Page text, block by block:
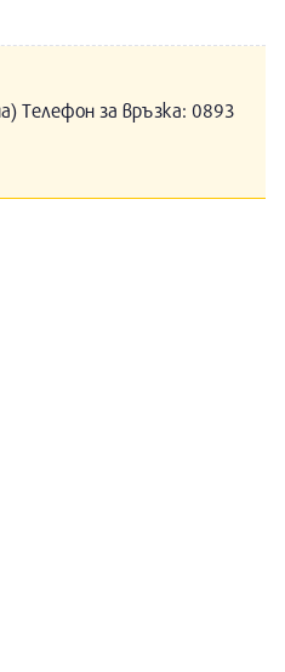
Телефон за връзка: 0893